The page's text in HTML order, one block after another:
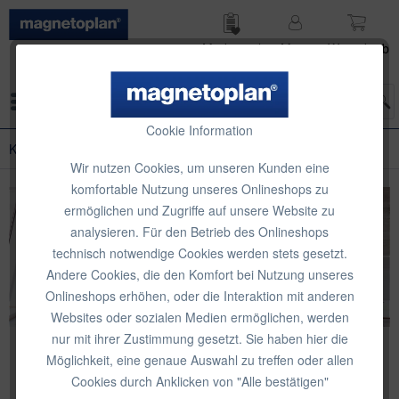
Merk­zettel
Mein
Waren­korb
Cookie Information
Wir nutzen Cookies, um unseren Kunden eine
komfortable Nutzung unseres Onlineshops zu
ermöglichen und Zugriffe auf unsere Website zu
analysieren. Für den Betrieb des Onlineshops
technisch notwendige Cookies werden stets gesetzt.
Andere Cookies, die den Komfort bei Nutzung unseres
Onlineshops erhöhen, oder die Interaktion mit anderen
Websites oder sozialen Medien ermöglichen, werden
nur mit ihrer Zustimmung gesetzt. Sie haben hier die
Möglichkeit, eine genaue Auswahl zu treffen oder allen
Cookies durch Anklicken von "Alle bestätigen"
Kreidetafeln
Magnetische Kreidetafeln